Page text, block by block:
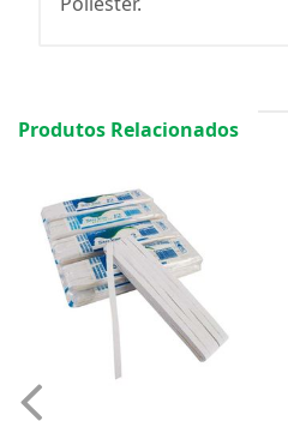
Produtos Relacionados